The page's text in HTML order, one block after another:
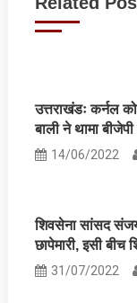
उत्तराखंडः कर्नल
बाली ने थामा
14/06/2022
शिवसेना सांसद
छापेमारी, इसी
31/07/2022